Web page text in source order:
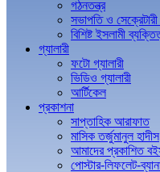
গঠনতন্ত্র
সভাপতি ও
বিশিষ্ট ইসলামী
গ্যালারী
ফটো গ্যালারী
ভিডিও গ্যালারী
আর্টিকেল
প্রকাশনা
সাপ্তাহিক আরাফাত
মাসিক তর্জুমানুল হাদীস
আমাদের প্রকাশিত
পোস্টার-লিফলেট-